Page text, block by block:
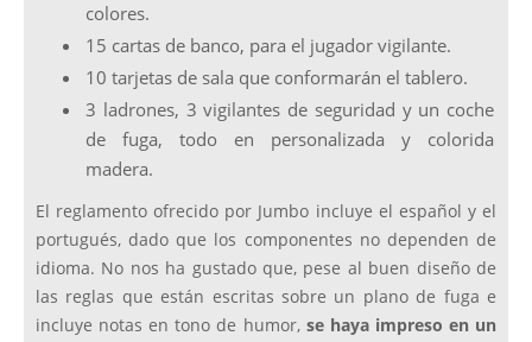
colores.
15 cartas de banco, para el jugador vigilante.
10 tarjetas de sala que conformarán el tablero.
3 ladrones, 3 vigilantes de seguridad y un coche
de fuga, todo en personalizada y colorida
madera.
El reglamento ofrecido por Jumbo incluye el español y el
portugués, dado que los componentes no dependen de
idioma. No nos ha gustado que, pese al buen diseño de
las reglas que están escritas sobre un plano de fuga e
incluye notas en tono de humor, se haya impreso en un